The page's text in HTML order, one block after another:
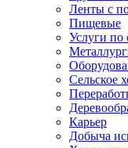
Ленты с
Пищевые
Услуги по
Сельское
Карьер
Добыча